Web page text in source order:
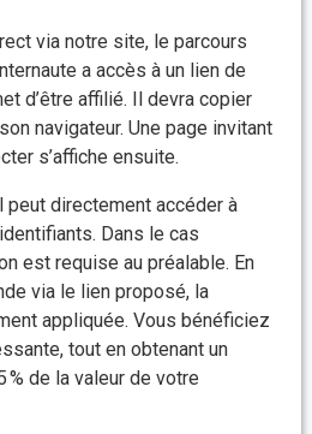
via notre site, le parcours
a accès à un lien de
d’être affilié. Il devra copier
navigateur. Une page invitant
s’affiche ensuite.
peut directement accéder à
Dans le cas
est requise au préalable. En
via le lien proposé, la
appliquée. Vous bénéficiez
tout en obtenant un
% de la valeur de votre